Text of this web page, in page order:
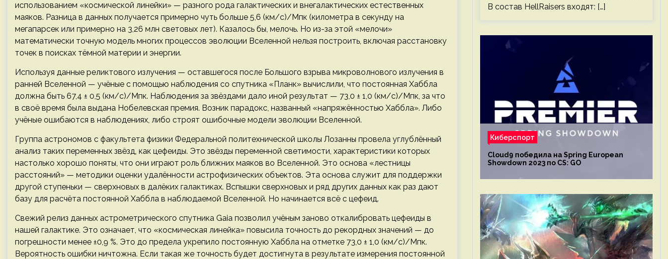
использованием «космической линейки» — разного рода галактических и внегалактических естественных
маяков. Разница в данных получается примерно чуть больше 5,6 (км/с)/Мпк (километра в секунду на
мегапарсек или примерно на 3,26 млн световых лет). Казалось бы, мелочь. Но из-за этой «мелочи»
математически точную модель многих процессов эволюции Вселенной нельзя построить, включая расстановку
точек в поисках тёмной материи и энергии.
Используя данные реликтового излучения — оставшегося после Большого взрыва микроволнового излучения в
ранней Вселенной — учёные с помощью наблюдения со спутника «Планк» вычислили, что постоянная Хаббла
должна быть 67,4 ± 0,5 (км/с)/Мпк. Наблюдения за звёздами дало иной результат — 73,0 ± 1,0 (км/с)/Мпк, за что
в своё время была выдана Нобелевская премия. Возник парадокс, названный «напряжённостью Хаббла». Либо
учёные ошибаются в наблюдениях, либо строят ошибочные модели эволюции Вселенной.
Группа астрономов с факультета физики Федеральной политехнической школы Лозанны провела углублённый
анализ таких переменных звёзд, как цефеиды. Это звёзды переменной светимости, характеристики которых
настолько хорошо поняты, что они играют роль ближних маяков во Вселенной. Это основа «лестницы
расстояний» — методики оценки удалённости астрофизических объектов. Эта основа служит для поддержки
другой ступеньки — сверхновых в далёких галактиках. Вспышки сверхновых и ряд других данных как раз дают
базу для расчёта постоянной Хаббла в наблюдаемой Вселенной. Но начинается всё с цефеид.
Свежий релиз данных астрометрического спутника Gaia позволил учёным заново откалибровать цефеиды в
нашей галактике. Это означает, что «космическая линейка» повысила точность до рекордных значений — до
погрешности менее ±0,9 %. Это до предела укрепило постоянную Хаббла на отметке 73,0 ± 1,0 (км/с)/Мпк.
Вероятность ошибки ничтожна. Если такая же точность будет достигнута в результате измерения постоянной
В состав HellRaisers входят: […]
Киберспорт
Cloud9 победила на Spring European
Showdown 2023 по CS: GO